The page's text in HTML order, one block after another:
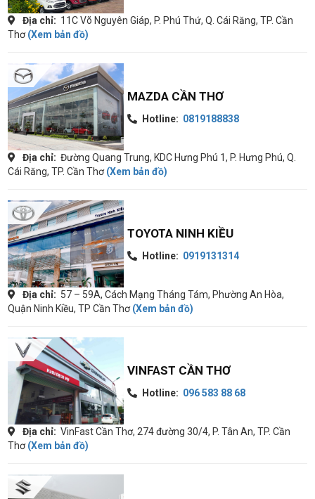
Địa chỉ: 11C Võ Nguyên Giáp, P. Phú Thứ, Q. Cái Răng, TP. Cần
Thơ(Xem bản đồ)
MAZDA CẦN THƠ
Hotline: 0819188838
Địa chỉ: Đường Quang Trung, KDC Hưng Phú 1, P. Hưng Phú, Q.
Cái Răng, TP. Cần Thơ(Xem bản đồ)
TOYOTA NINH KIỀU
Hotline: 0919131314
Địa chỉ: 57 – 59A, Cách Mạng Tháng Tám, Phường An Hòa,
Quận Ninh Kiều, TP Cần Thơ(Xem bản đồ)
VINFAST CẦN THƠ
Hotline: 096 583 88 68
Địa chỉ: VinFast Cần Thơ, 274 đường 30/4, P. Tân An, TP. Cần
Thơ(Xem bản đồ)